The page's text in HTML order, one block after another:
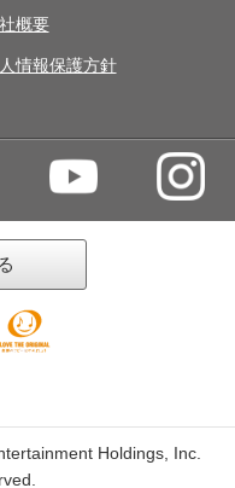
概要
情報保護方針
Holdings, Inc.